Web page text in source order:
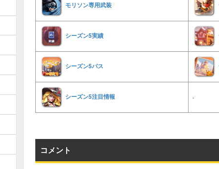
モリソン専用武装
シーズン5実績
シーズン5パス
シーズン5注目情報 -
コメント